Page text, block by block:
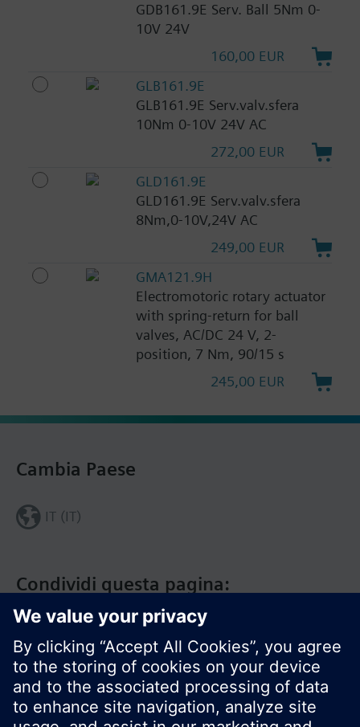
GDB161.9E Serv. Ball 5Nm 0-
10V 24V
160,00 EUR
GLB161.9E
GLB161.9E Serv.valv.sfera
10Nm 0-10V 24V AC
272,00 EUR
GLD161.9E
GLD161.9E Serv.valv.sfera
8Nm,0-10V,24V AC
249,00 EUR
GMA121.9H
Electromotoric rotary actuator
with spring-return for ball
valves, AC/DC 24 V, 2-
position, 7 Nm, 90/15 s
245,00 EUR
Condividi questa pagina:
Cambia Paese
IT (IT)